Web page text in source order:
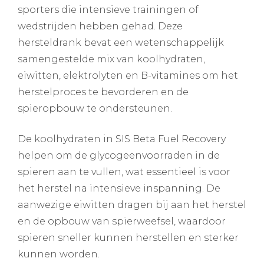
sporters die intensieve trainingen of
wedstrijden hebben gehad. Deze
hersteldrank bevat een wetenschappelijk
samengestelde mix van koolhydraten,
eiwitten, elektrolyten en B-vitamines om het
herstelproces te bevorderen en de
spieropbouw te ondersteunen.
De koolhydraten in SIS Beta Fuel Recovery
helpen om de glycogeenvoorraden in de
spieren aan te vullen, wat essentieel is voor
het herstel na intensieve inspanning. De
aanwezige eiwitten dragen bij aan het herstel
en de opbouw van spierweefsel, waardoor
spieren sneller kunnen herstellen en sterker
kunnen worden.